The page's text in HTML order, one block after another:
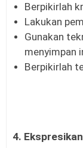
Berpikirlah
Lakukan
Gunakan
menyimpan
Berpikirlah
4. Ekspresikan